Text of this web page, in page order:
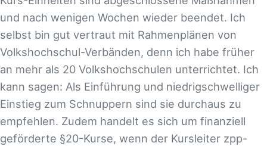
und nach wenigen Wochen wieder beendet. Ich
selbst bin gut vertraut mit Rahmenplänen von
Volkshochschul-Verbänden, denn ich habe früher
an mehr als 20 Volkshochschulen unterrichtet. Ich
kann sagen: Als Einführung und niedrigschwelliger
Einstieg zum Schnuppern sind sie durchaus zu
empfehlen. Zudem handelt es sich um finanziell
geförderte §20-Kurse, wenn der Kursleiter zpp-